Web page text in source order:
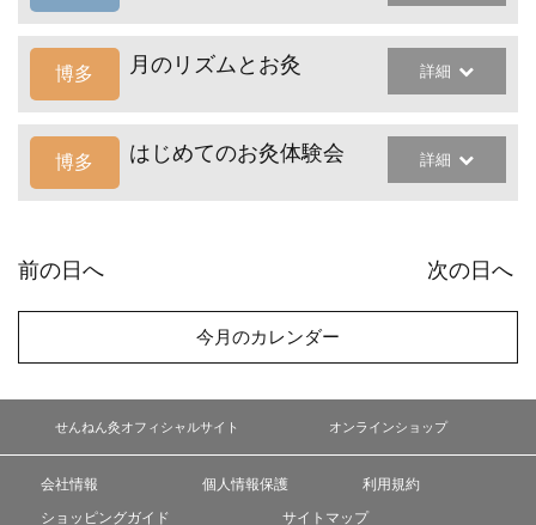
博多 月のリズムとお灸 詳細
博多 はじめてのお灸体験会 詳細
前の日へ 次の日へ
今月のカレンダー
せんねん灸オフィシャルサイト オンラインショップ
会社情報 個人情報保護
利用規約
ショッピングガイド
サイトマップ